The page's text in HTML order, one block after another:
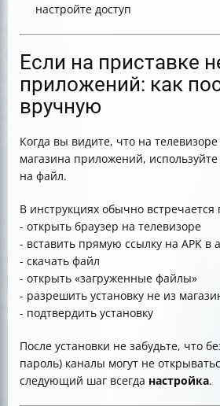
настройте доступ
Если на приставке
приложений: как
вручную
Когда вы видите, что на
магазина приложений, используйте
на файл.
В инструкциях обычно встречается
- открыть браузер на телевизоре
- вставить прямую ссылку на APK в
- скачать файл
- открыть «загруженные файлы»
- разрешить установку не из
- подтвердить установку
После установки не забудьте, что
пароль) каналы могут не
следующий шаг всегда настройка.